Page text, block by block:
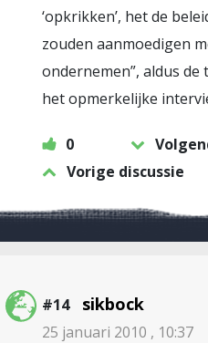
‘opkrikken’, het de
zouden aanmoedigen
ondernemen”, aldus de
het opmerkelijke
0
Vorige discussie
#14 sikbock
25 januari 2010 , 10:37